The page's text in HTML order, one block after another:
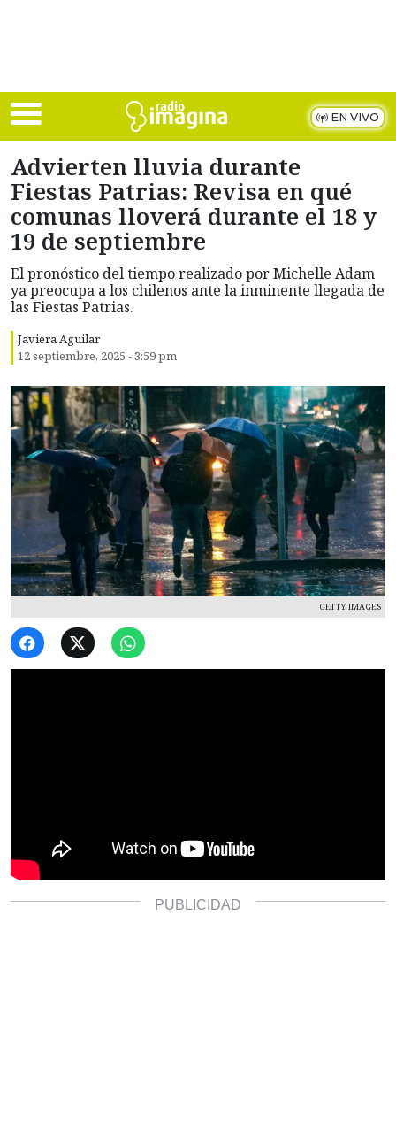
EN VIVO
Advierten lluvia durante
Fiestas Patrias: Revisa en qué
comunas lloverá durante el 18 y
19 de septiembre
El pronóstico del tiempo realizado por Michelle Adam
ya preocupa a los chilenos ante la inminente llegada de
las Fiestas Patrias.
Javiera Aguilar
12 septiembre, 2025 - 3:59 pm
GETTY IMAGES